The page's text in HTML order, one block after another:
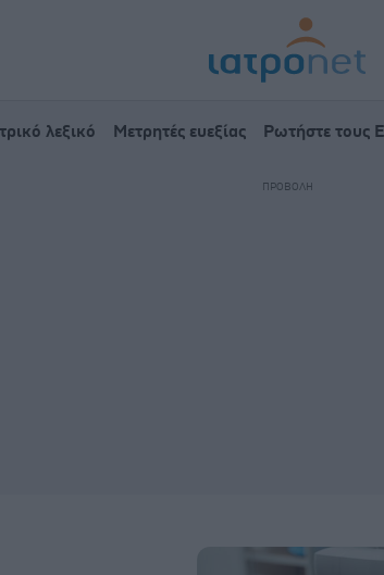
λεξικό Μετρητές ευεξίας Ρωτήστε τους